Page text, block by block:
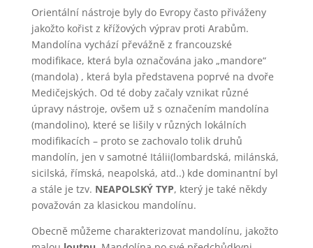
Orientální nástroje byly do Evropy často přiváženy
jakožto kořist z křížových výprav proti Arabům.
Mandolína vychází převážně z francouzské
modifikace, která byla označována jako „mandore“
(mandola) , která byla představena poprvé na dvoře
Medičejských. Od té doby začaly vznikat různé
úpravy nástroje, ovšem už s označením mandolína
(mandolino), které se lišily v různých lokálních
modifikacích – proto se zachovalo tolik druhů
mandolín, jen v samotné Itálii(lombardská, milánská,
sicilská, římská, neapolská, atd..) kde dominantní byl
a stále je tzv. NEAPOLSKÝ TYP, který je také někdy
považován za klasickou mandolínu.
Obecně můžeme charakterizovat mandolínu, jakožto